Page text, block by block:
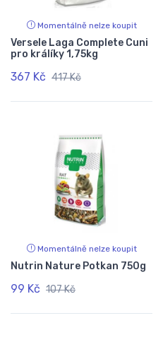
Momentálně nelze koupit
Versele Laga Complete Cuni
pro králíky 1,75kg
367 Kč 417 Kč
Momentálně nelze koupit
Nutrin Nature Potkan 750g
99 Kč 107 Kč